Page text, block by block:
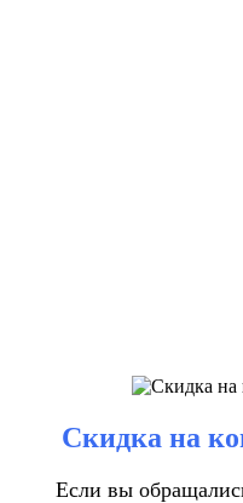
Скидка на
Если вы